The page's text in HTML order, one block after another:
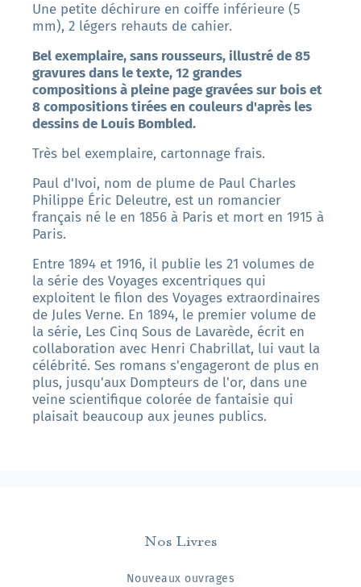
Une petite déchirure en coiffe inférieure (5
mm), 2 légers rehauts de cahier.
Bel exemplaire, sans rousseurs, illustré de 85
gravures dans le texte, 12 grandes
compositions à pleine page gravées sur bois et
8 compositions tirées en couleurs d'après les
dessins de Louis Bombled.
Très bel exemplaire, cartonnage frais.
Paul d'Ivoi, nom de plume de Paul Charles
Philippe Éric Deleutre, est un romancier
français né le en 1856 à Paris et mort en 1915 à
Paris.
Entre 1894 et 1916, il publie les 21 volumes de
la série des Voyages excentriques qui
exploitent le filon des Voyages extraordinaires
de Jules Verne. En 1894, le premier volume de
la série, Les Cinq Sous de Lavarède, écrit en
collaboration avec Henri Chabrillat, lui vaut la
célébrité. Ses romans s'engageront de plus en
plus, jusqu'aux Dompteurs de l'or, dans une
veine scientifique colorée de fantaisie qui
plaisait beaucoup aux jeunes publics.
Nos Livres
Nouveaux ouvrages